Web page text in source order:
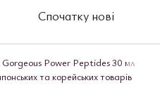
Спочатку нові